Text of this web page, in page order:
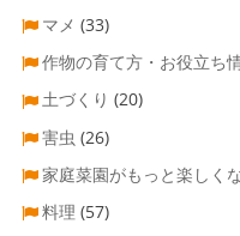
マメ (33)
作物の育て方・お役立ち
土づくり (20)
害虫 (26)
家庭菜園がもっと楽しく
料理 (57)